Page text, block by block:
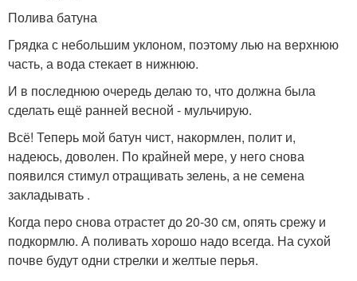
Полива батуна
Грядка с небольшим уклоном, поэтому лью на верхнюю
часть, а вода стекает в нижнюю.
И в последнюю очередь делаю то, что должна была
сделать ещё ранней весной - мульчирую.
Всё! Теперь мой батун чист, накормлен, полит и,
надеюсь, доволен. По крайней мере, у него снова
появился стимул отращивать зелень, а не семена
закладывать .
Когда перо снова отрастет до 20-30 см, опять срежу и
подкормлю. А поливать хорошо надо всегда. На сухой
почве будут одни стрелки и желтые перья.